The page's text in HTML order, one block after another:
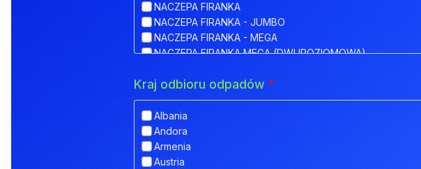
NACZEPA FIRANKA
NACZEPA FIRANKA - JUMBO
NACZEPA FIRANKA - MEGA
NACZEPA FIRANKA MEGA (DWUPOZIOMOWA)
NACZEPA HAKOWA Z PRZYCZEPĄ
NACZEPA IZOTERMA
NACZEPA KŁONICOWA
NACZEPA KONTENEROWA
NACZEPA MEGA (NISKOPODWOZIOWA)
NACZEPA NISKOPODWOZIOWA
Kraj odbioru odpadów *
Albania
Andora
Armenia
Austria